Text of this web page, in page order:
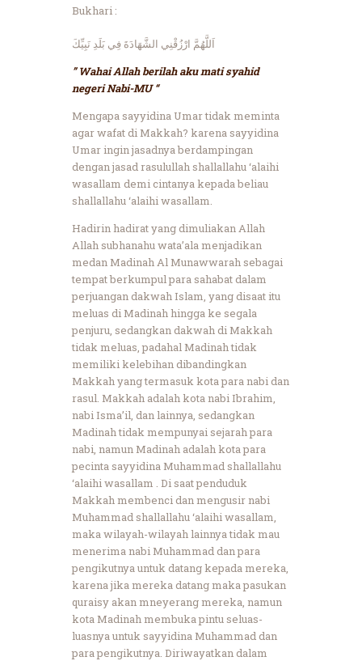
Bukhari :
اَللَّهُمَّ ارْزُقْنِي الشَّهَادَةَ فِي بَلَدِ نَبِيِّكَ
” Wahai Allah berilah aku mati syahid
negeri Nabi-MU “
Mengapa sayyidina Umar tidak meminta
agar wafat di Makkah? karena sayyidina
Umar ingin jasadnya berdampingan
dengan jasad rasulullah shallallahu ‘alaihi
wasallam demi cintanya kepada beliau
shallallahu ‘alaihi wasallam.
Hadirin hadirat yang dimuliakan Allah
Allah subhanahu wata’ala menjadikan
medan Madinah Al Munawwarah sebagai
tempat berkumpul para sahabat dalam
perjuangan dakwah Islam, yang disaat itu
meluas di Madinah hingga ke segala
penjuru, sedangkan dakwah di Makkah
tidak meluas, padahal Madinah tidak
memiliki kelebihan dibandingkan
Makkah yang termasuk kota para nabi dan
rasul. Makkah adalah kota nabi Ibrahim,
nabi Isma’il, dan lainnya, sedangkan
Madinah tidak mempunyai sejarah para
nabi, namun Madinah adalah kota para
pecinta sayyidina Muhammad shallallahu
‘alaihi wasallam . Di saat penduduk
Makkah membenci dan mengusir nabi
Muhammad shallallahu ‘alaihi wasallam,
maka wilayah-wilayah lainnya tidak mau
menerima nabi Muhammad dan para
pengikutnya untuk datang kepada mereka,
karena jika mereka datang maka pasukan
quraisy akan mneyerang mereka, namun
kota Madinah membuka pintu seluas-
luasnya untuk sayyidina Muhammad dan
para pengikutnya. Diriwayatkan dalam